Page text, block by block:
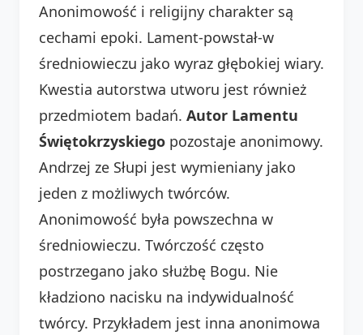
Anonimowość i religijny charakter są
cechami epoki. Lament-powstał-w
średniowieczu jako wyraz głębokiej wiary.
Kwestia autorstwa utworu jest również
przedmiotem badań. Autor Lamentu
Świętokrzyskiego pozostaje anonimowy.
Andrzej ze Słupi jest wymieniany jako
jeden z możliwych twórców.
Anonimowość była powszechna w
średniowieczu. Twórczość często
postrzegano jako służbę Bogu. Nie
kładziono nacisku na indywidualność
twórcy. Przykładem jest inna anonimowa